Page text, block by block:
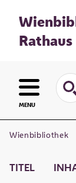
Rathaus
MENU
Wienbibliothek
TITEL